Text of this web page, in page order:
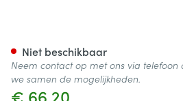
€ 66,20
Niet beschikbaar
Neem contact op met ons via
we samen de mogelijkheden.